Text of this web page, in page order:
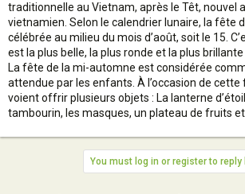
traditionnelle au Vietnam, après le Têt, nouvel
vietnamien. Selon le calendrier lunaire, la fête
célébrée au milieu du mois d’août, soit le 15.
est la plus belle, la plus ronde et la plus brillante
La fête de la mi-automne est considérée
attendue par les enfants. À l’occasion de
voient offrir plusieurs objets : La lanterne
tambourin, les masques, un plateau de fruits
You must log in or register to reply